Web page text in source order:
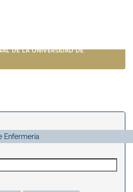
de la Universidad de